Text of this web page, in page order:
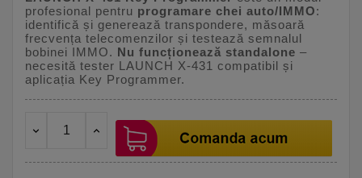
profesional pentru programare chei auto/IMMO:
identifică și generează transpondere, măsoară
frecvența telecomenzilor și testează semnalul
bobinei IMMO. Nu funcționează standalone –
necesită tester LAUNCH X-431 compatibil și
aplicația Key Programmer.